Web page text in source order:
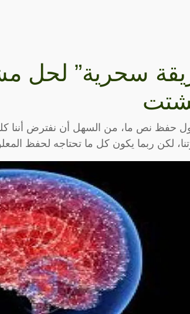
سحرية” لحل
حفظ نص ما، من السهل أن نفترض أننا
لكن ربما يكون كل ما تحتاجه لحفظ